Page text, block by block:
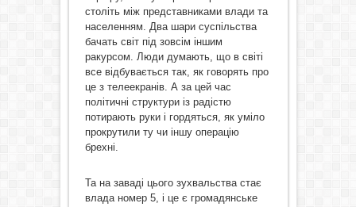
століть між представниками влади та
населенням. Два шари суспільства
бачать світ під зовсім іншим
ракурсом. Люди думають, що в світі
все відбувається так, як говорять про
це з телеекранів. А за цей час
політичні структури із радістю
потирають руки і гордяться, як уміло
прокрутили ту чи іншу операцію
брехні.
Та на заваді цього зухвальства стає
влада номер 5, і це є громадянське